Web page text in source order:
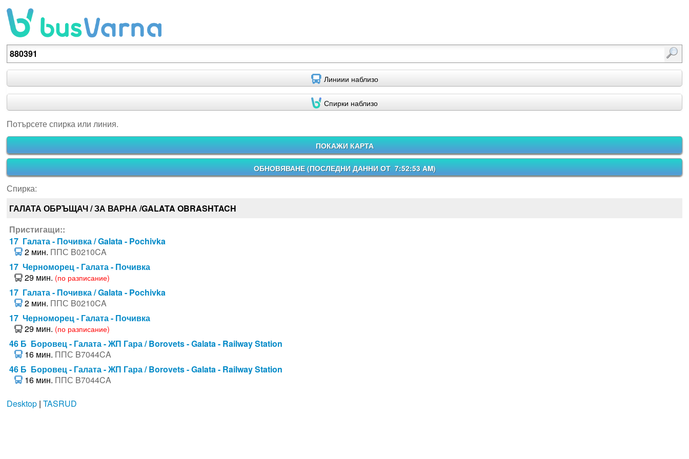
Потърсете спирка или линия.
Линиии наблизо
Спирки наблизо
Потърсете спирка или линия.
ПОКАЖИ КАРТА
ОБНОВЯВАНЕ (ПОСЛЕДНИ ДАННИ ОТ 7:52:53 AM)
Спирка:
ГАЛАТА ОБРЪЩАЧ / ЗА ВАРНА /GALATA OBRASHTACH
Пристигащи::
17 Галата - Почивка / Galata - Pochivka
2 мин. ППС B0210CA
17 Черноморец - Галата - Почивка
29 мин. (по разписание)
17 Галата - Почивка / Galata - Pochivka
2 мин. ППС B0210CA
17 Черноморец - Галата - Почивка
29 мин. (по разписание)
46 Б Боровец - Галата - ЖП Гара / Borovets - Galata - Railway Station
16 мин. ППС B7044CA
46 Б Боровец - Галата - ЖП Гара / Borovets - Galata - Railway Station
16 мин. ППС B7044CA
Desktop| TASRUD